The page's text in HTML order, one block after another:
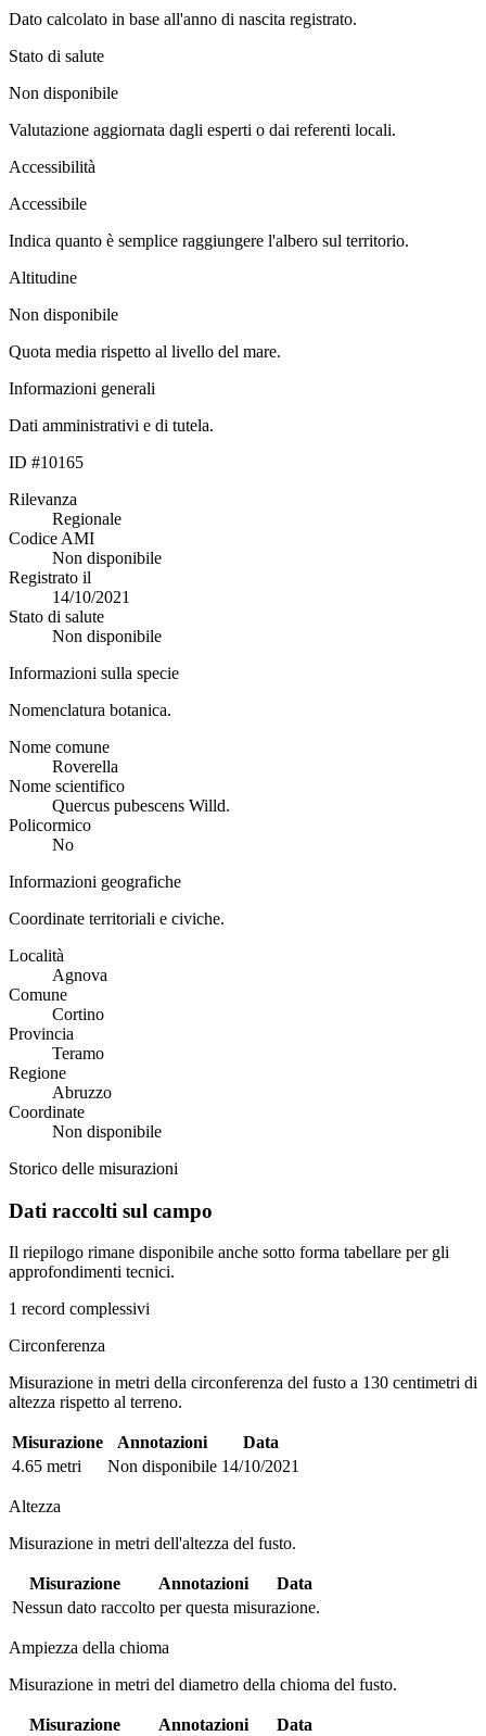
Dato calcolato in base all'anno di nascita registrato.
Stato di salute
Non disponibile
Valutazione aggiornata dagli esperti o dai referenti locali.
Accessibilità
Accessibile
Indica quanto è semplice raggiungere l'albero sul territorio.
Altitudine
Non disponibile
Quota media rispetto al livello del mare.
Informazioni generali
Dati amministrativi e di tutela.
ID #10165
Rilevanza
Regionale
Codice AMI
Non disponibile
Registrato il
14/10/2021
Stato di salute
Non disponibile
Informazioni sulla specie
Nomenclatura botanica.
Nome comune
Roverella
Nome scientifico
Quercus pubescens Willd.
Policormico
No
Informazioni geografiche
Coordinate territoriali e civiche.
Località
Agnova
Comune
Cortino
Provincia
Teramo
Regione
Abruzzo
Coordinate
Non disponibile
Storico delle misurazioni
Dati raccolti sul campo
Il riepilogo rimane disponibile anche sotto forma tabellare per gli
approfondimenti tecnici.
1 record complessivi
Circonferenza
Misurazione in metri della circonferenza del fusto a 130 centimetri di
altezza rispetto al terreno.
Misurazione Annotazioni
Data
4.65 metri
Non disponibile 14/10/2021
Altezza
Misurazione in metri dell'altezza del fusto.
Misurazione Annotazioni
Data
Nessun dato raccolto per questa misurazione.
Ampiezza della chioma
Misurazione in metri del diametro della chioma del fusto.
Misurazione Annotazioni
Data